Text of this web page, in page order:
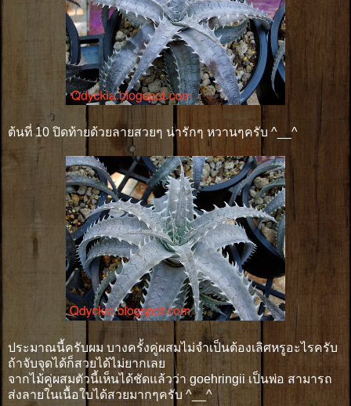
ต้นที่ 10 ปิดท้ายด้วยลายสวยๆ น่ารักๆ หวานๆครับ ^__^
ประมาณนี้ครับผม บางครั้งคู่ผสมไม่จำเป็นต้องเลิศหรูอะไรครับ
ถ้าจับจุดได้ก็สวยได้ไม่ยากเลย
จากไม้คู่ผสมตัวนี้เห็นได้ชัดแล้วว่า goehringii เป็นพ่อ สามารถ
ส่งลายในเนื้อใบได้สวยมากๆครับ ^__^